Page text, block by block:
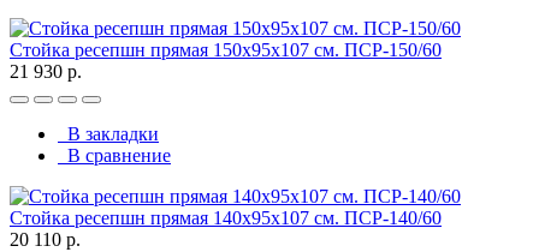
Стойка ресепшн прямая 150х95х107 см. ПСР-150/60
21 930 р.
В закладки
В сравнение
Стойка ресепшн прямая 140х95х107 см. ПСР-140/60
20 110 р.